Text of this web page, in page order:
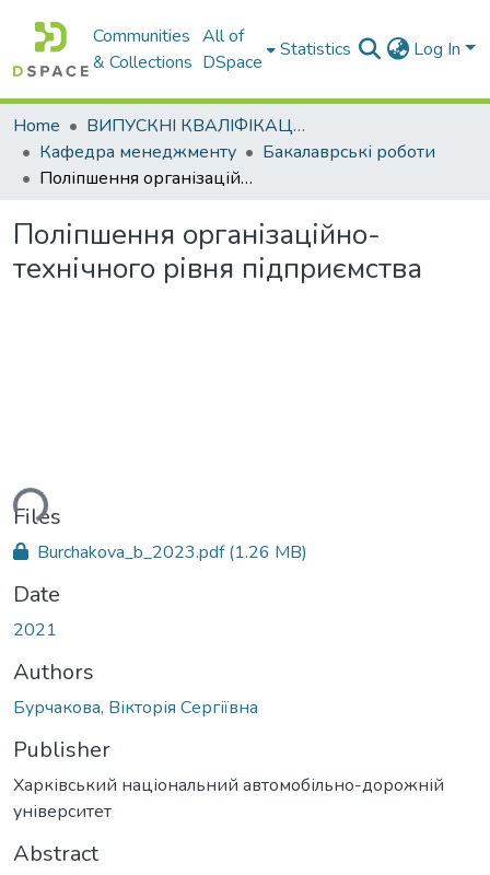
Communities
& Collections
All of
DSpace
Statistics Log In
Home
ВИПУСКНІ КВАЛІФІКАЦІЙНІ РОБОТИ
Кафедра менеджменту
Бакалаврські роботи
Поліпшення організаційно-технічного рівня підприємства
Поліпшення організаційно-
технічного рівня підприємства
Files
Burchakova_b_2023.pdf(1.26 MB)
Date
2021
Authors
Бурчакова, Вікторія Сергіївна
Publisher
Харківський національний автомобільно-дорожній
університет
Abstract